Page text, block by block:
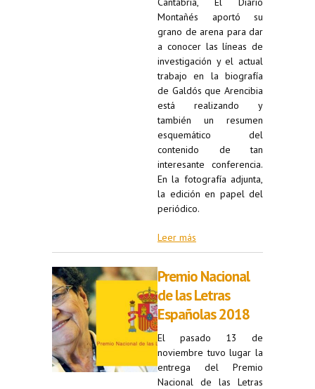
Montañés aportó su
grano de arena para dar
a conocer las líneas de
investigación y el actual
trabajo en la biografía
de Galdós que Arencibia
está realizando y
también un resumen
esquemático del
contenido de tan
interesante conferencia.
En la fotografía adjunta,
la edición en papel del
periódico.
Leer más
Premio Nacional
de las Letras
Españolas 2018
El pasado 13 de
noviembre tuvo lugar la
entrega del Premio
Nacional de las Letras